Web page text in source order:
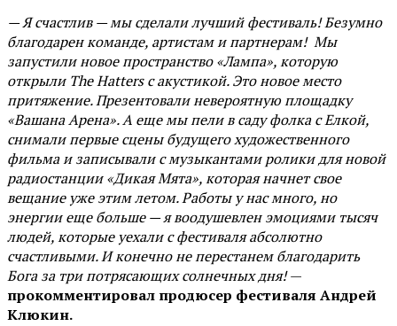
— Я счастлив — мы сделали лучший фестиваль! Безумно
благодарен команде, артистам и партнерам! Мы
запустили новое пространство «Лампа», которую
открыли The Hatters с акустикой. Это новое место
притяжение. Презентовали невероятную площадку
«Вашана Арена». А еще мы пели в саду фолка с Елкой,
снимали первые сцены будущего художественного
фильма и записывали с музыкантами ролики для новой
радиостанции «Дикая Мята», которая начнет свое
вещание уже этим летом. Работы у нас много, но
энергии еще больше — я воодушевлен эмоциями тысяч
людей, которые уехали с фестиваля абсолютно
счастливыми. И конечно не перестанем благодарить
Бога за три потрясающих солнечных дня!—
прокомментировал продюсер фестиваля Андрей
Клюкин.